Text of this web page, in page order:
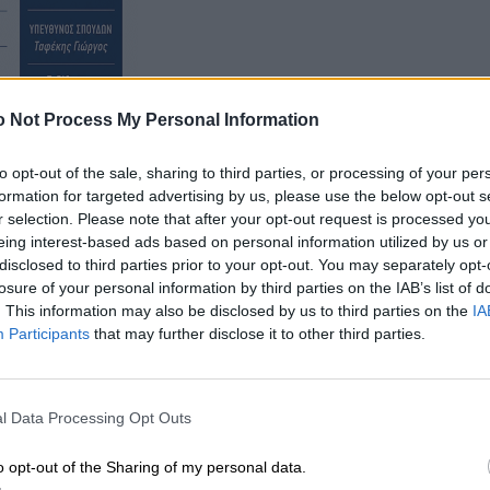
Not Process My Personal Information
opt-out of the sale, sharing to third parties, or processing of your
for targeted advertising by us, please use the below opt-out
selection. Please note that after your opt-out request is processed
interest-based ads based on personal information utilized by us
to third parties prior to your opt-out. You may separately
of your personal information by third parties on the IAB’s list of
This information may also be disclosed by us to third parties on the
Participants that may further disclose it to other third parties.
Data Processing Opt Outs
opt-out of the Sharing of my personal data.
περιλαμβάνει: